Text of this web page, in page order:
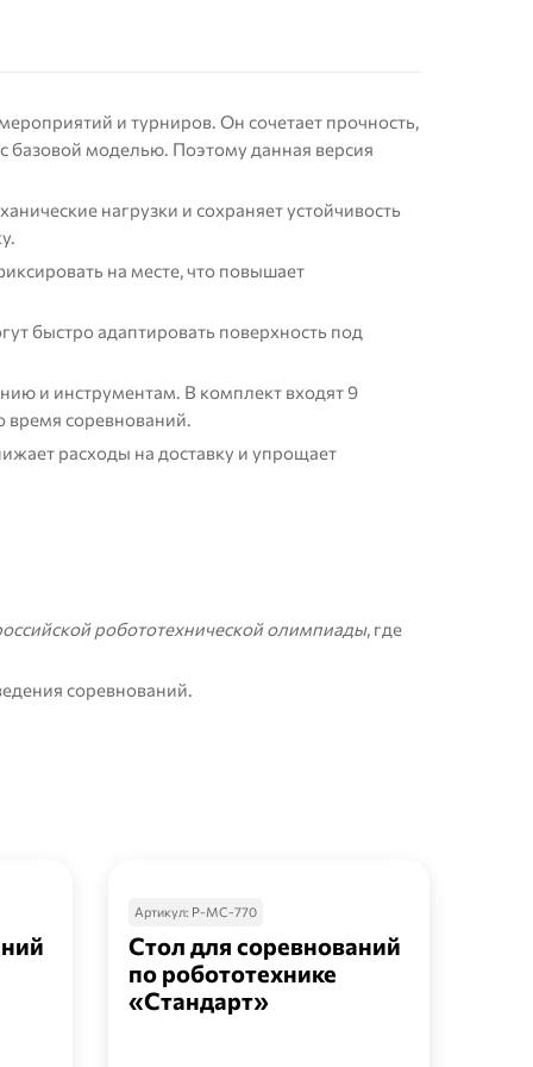
и турниров. Он сочетает прочность,
базовой моделью. Поэтому данная версия
нагрузки и сохраняет устойчивость
на месте, что повышает
быстро адаптировать поверхность под
и инструментам. В комплект входят 9
время соревнований.
расходы на доставку и упрощает
робототехнической олимпиады, где
соревнований.
Артикул: Р-МС-770
Стол для соревнований
по робототехнике
«Стандарт»